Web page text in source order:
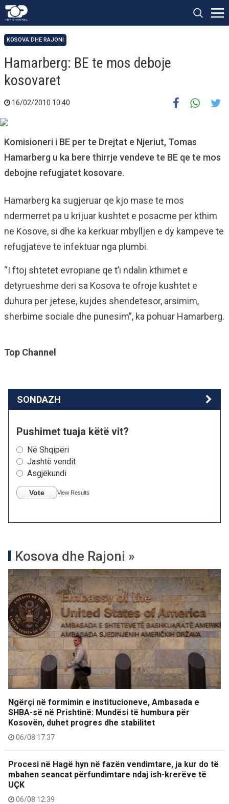
KOSOVA DHE RAJONI
Hamarberg: BE te mos deboje
kosovaret
16/02/2010 10:40
Komisioneri i BE per te Drejtat e Njeriut, Tomas
Hamarberg u ka bere thirrje vendeve te BE qe te mos
debojne refugjatet kosovare.
Hamarberg ka sugjeruar qe kjo mase te mos
ndermerret pa u krijuar kushtet e posacme per kthim
ne Kosove, si dhe ka kerkuar mbylljen e dy kampeve te
refugjateve te infektuar nga plumbi.
“I ftoj shtetet evropiane qe t’i ndalin kthimet e
detyrueshme deri sa Kosova te ofroje kushtet e
duhura per jetese, kujdes shendetesor, arsimim,
sherbime sociale dhe punesim”, ka pohuar Hamarberg.
Top Channel
SONDAZH
Pushimet tuaja këtë vit?
Në Shqipëri
Jashtë vendit
Asgjëkundi
Vote View Results
Kosova dhe Rajoni »
Ngërçi në formimin e institucioneve, Ambasada e
SHBA-së në Prishtinë: Mundësi të humbura për
Kosovën, duhet progres dhe stabilitet
06/08 17:37
Procesi në Hagë hyn në fazën vendimtare, ja kur do të
mbahen seancat përfundimtare ndaj ish-krerëve të
UÇK
06/08 12:39